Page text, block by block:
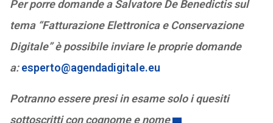
Per porre domande a Salvatore De Benedictis sul
tema “Fatturazione Elettronica e Conservazione
Digitale” è possibile inviare le proprie domande
a:esperto@agendadigitale.eu
Potranno essere presi in esame solo i quesiti
sottoscritti con cognome e nome